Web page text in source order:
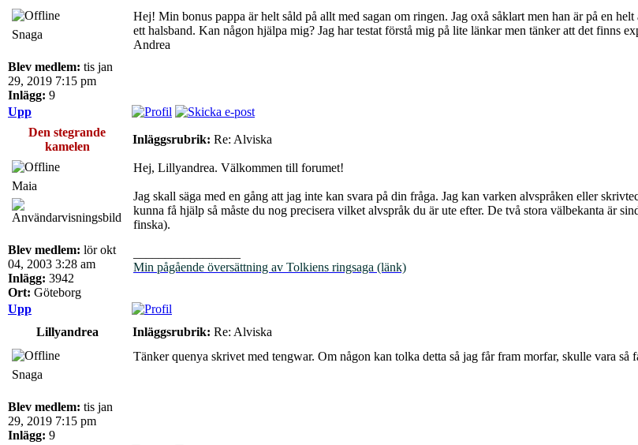
Snaga
Blev medlem: tis jan
29, 2019 7:15 pm
Inlägg: 9
Hej! Min bonus pappa är helt såld på allt med sagan om ringen. Jag oxå såklart men han är på en
ett halsband. Kan någon hjälpa mig? Jag har testat förstå mig på lite länkar men tänker att det finns
Andrea
Upp
Den stegrande
kamelen
Inläggsrubrik: Re: Alviska
Maia
Blev medlem: lör okt
04, 2003 3:28 am
Inlägg: 3942
Ort: Göteborg
Hej, Lillyandrea. Välkommen till forumet!
Jag skall säga med en gång att jag inte kan svara på din fråga. Jag kan varken alvspråken eller
kunna få hjälp så måste du nog precisera vilket alvspråk du är ute efter. De två stora välbekanta är
finska).
Min pågående översättning av Tolkiens ringsaga (länk)
Upp
Lillyandrea
Inläggsrubrik: Re: Alviska
Snaga
Blev medlem: tis jan
29, 2019 7:15 pm
Inlägg: 9
Tänker quenya skrivet med tengwar. Om någon kan tolka detta så jag får fram morfar, skulle vara